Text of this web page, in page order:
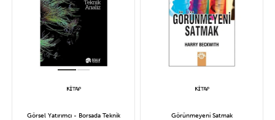
Görsel Yatırımcı - Borsada Teknik
Görünmeyeni Satmak